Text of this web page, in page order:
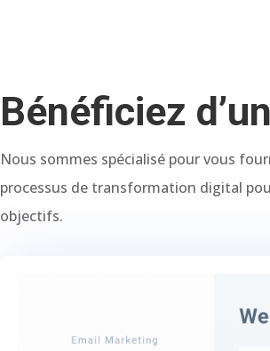
Bénéficiez
Nous sommes spécialisé pour vous
processus de transformation digital
objectifs.